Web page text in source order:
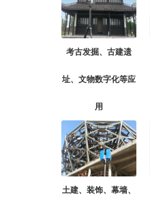
考古发掘、古建遗
址、文物数字化等应
用
土建、装饰、幕墙、